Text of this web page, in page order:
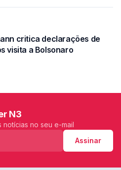
critica declarações de
visita a Bolsonaro
N3
notícias no seu e-mail
Assinar